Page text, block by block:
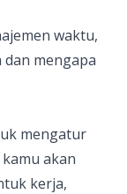
waktu,
mengapa
mengatur
akan
kerja,